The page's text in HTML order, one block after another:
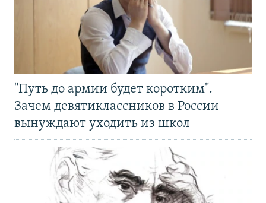
"Путь до армии будет коротким".
Зачем девятиклассников в России
вынуждают уходить из школ